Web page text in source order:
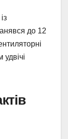
до 12
удвічі